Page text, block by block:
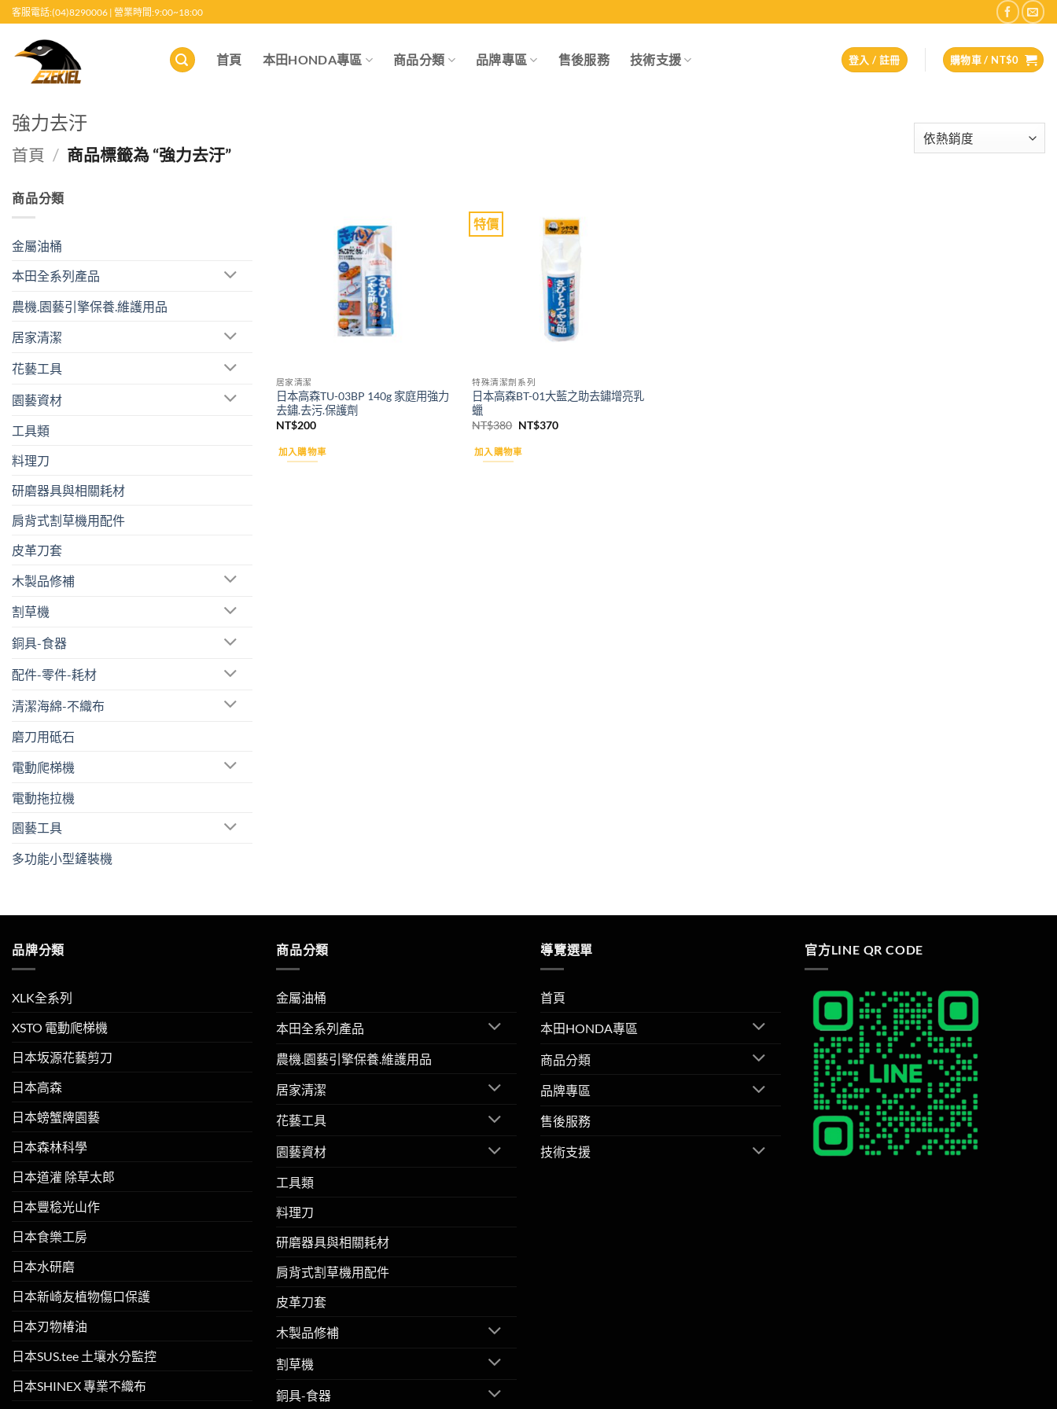
至
客服電話:(04)8290006 | 營業時間:9:00~18:00
首頁 本田HONDA專區 商品分類 品牌專區 售後服務 技術支援 登入 / 註冊 購物車 / NT$0
強力去汙
首頁 / 商品標籤為 “強力去汙”
商品分類
金屬油桶
本田全系列產品
農機.園藝引擎保養.維護用品
居家清潔
花藝工具
園藝資材
工具類
料理刀
研磨器具與相關耗材
肩背式割草機用配件
皮革刀套
木製品修補
割草機
銅具-食器
配件-零件-耗材
清潔海綿-不織布
磨刀用砥石
電動爬梯機
電動拖拉機
園藝工具
多功能小型鏟裝機
居家清潔
日本高森TU-03BP 140g 家庭用強力
去鏽.去污.保護劑
NT$200
加入購物車
特價
特殊清潔劑系列
日本高森BT-01大藍之助去鏽增亮乳
蠟
NT$380 原
價
格：
NT$370目
加入購物車
品牌分類
XLK全系列
XSTO 電動爬梯機
日本坂源花藝剪刀
日本高森
日本螃蟹牌園藝
日本森林科學
日本道灌 除草太郎
日本豐稔光山作
日本食樂工房
日本水研磨
日本新崎友植物傷口保護
日本刃物椿油
日本SUS.tee 土壤水分監控
日本SHINEX 專業不織布
商品分類
金屬油桶
本田全系列產品
農機.園藝引擎保養.維護用品
居家清潔
花藝工具
園藝資材
工具類
料理刀
研磨器具與相關耗材
肩背式割草機用配件
皮革刀套
木製品修補
割草機
銅具-食器
導覽選單
首頁
本田HONDA專區
商品分類
品牌專區
售後服務
技術支援
官方LINE QR CODE